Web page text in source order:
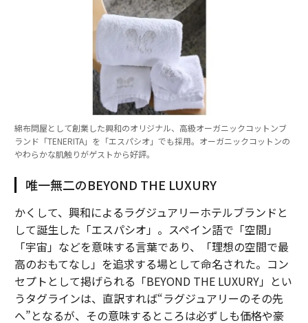
綿布問屋として創業した興和のオリジナル、高級オーガニックコットンブ
ランド「TENERITA」を「エスパシオ」でも採用。オーガニックコットンの
やわらかな肌触りがゲストから好評。
唯一無二のBEYOND THE LUXURY
かくして、興和によるラグジュアリーホテルブランドと
して誕生した「エスパシオ」。スペイン語で「空間」
「宇宙」などを意味する言葉であり、「理想の空間で最
高のおもてなし」を追求する場として命名された。コン
セプトとして掲げられる「BEYOND THE LUXURY」とい
うタグラインは、直訳すれば“ラグジュアリーのその先
へ”となるが、その意味するところは必ずしも価格や豪